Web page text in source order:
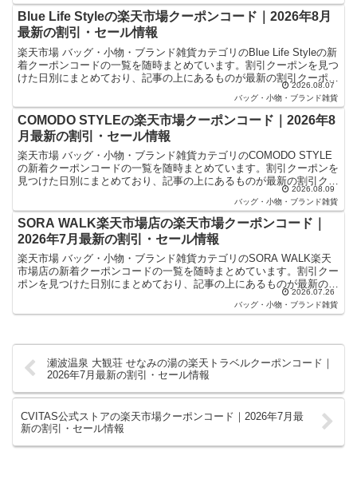
Blue Life Styleの楽天市場クーポンコード｜2026年8月
最新の割引・セール情報
楽天市場 バッグ・小物・ブランド雑貨カテゴリのBlue Life Styleの新
着クーポンコードの一覧を随時まとめています。割引クーポンを見つ
けた日別にまとめており、記事の上にあるものが最新の割引クーポン
2026.08.07
バッグ・小物・ブランド雑貨
COMODO STYLEの楽天市場クーポンコード｜2026年8
月最新の割引・セール情報
楽天市場 バッグ・小物・ブランド雑貨カテゴリのCOMODO STYLE
の新着クーポンコードの一覧を随時まとめています。割引クーポンを
見つけた日別にまとめており、記事の上にあるものが最新の割引クー
2026.08.09
バッグ・小物・ブランド雑貨
SORA WALK楽天市場店の楽天市場クーポンコード｜
2026年7月最新の割引・セール情報
楽天市場 バッグ・小物・ブランド雑貨カテゴリのSORA WALK楽天
市場店の新着クーポンコードの一覧を随時まとめています。割引クー
ポンを見つけた日別にまとめており、記事の上にあるものが最新の割
2026.07.26
バッグ・小物・ブランド雑貨
瀬波温泉 大観荘 せなみの湯の楽天トラベルクーポンコード｜
2026年7月最新の割引・セール情報
CVITAS公式ストアの楽天市場クーポンコード｜2026年7月最
新の割引・セール情報